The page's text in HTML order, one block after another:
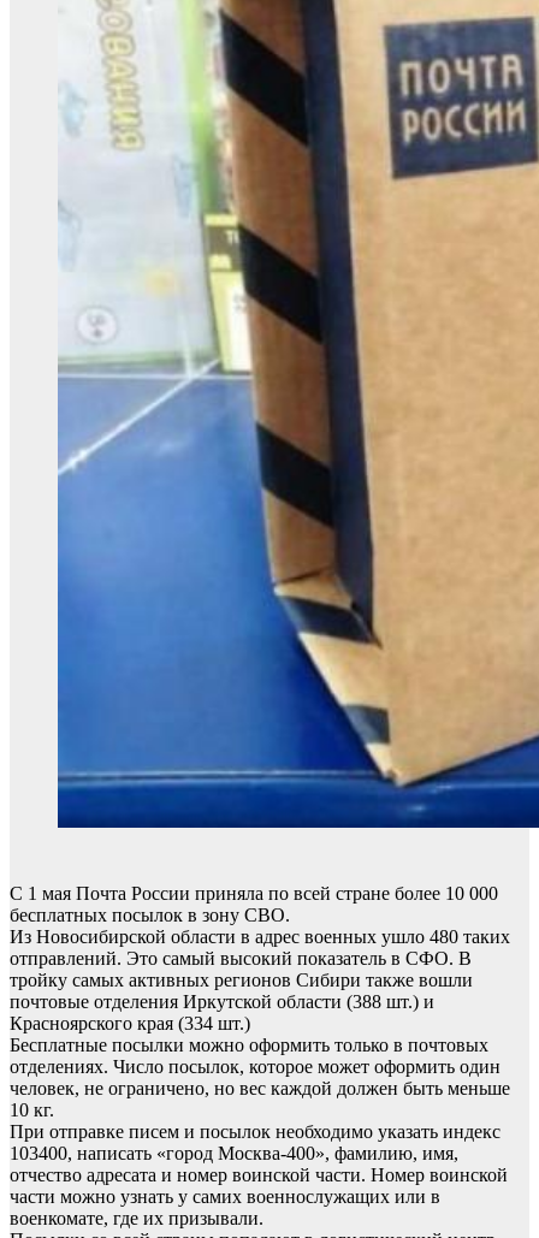
С 1 мая Почта России приняла по всей стране более 10 000
бесплатных посылок в зону СВО.
Из Новосибирской области в адрес военных ушло 480 таких
отправлений. Это самый высокий показатель в СФО. В
тройку самых активных регионов Сибири также вошли
почтовые отделения Иркутской области (388 шт.) и
Красноярского края (334 шт.)
Бесплатные посылки можно оформить только в почтовых
отделениях. Число посылок, которое может оформить один
человек, не ограничено, но вес каждой должен быть меньше
10 кг.
При отправке писем и посылок необходимо указать индекс
103400, написать «город Москва-400», фамилию, имя,
отчество адресата и номер воинской части. Номер воинской
части можно узнать у самих военнослужащих или в
военкомате, где их призывали.